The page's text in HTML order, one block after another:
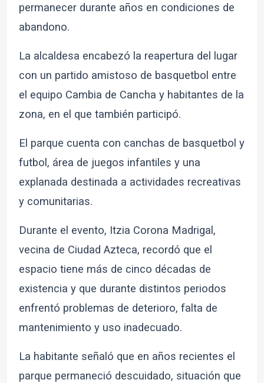
permanecer durante años en condiciones de
abandono.
La alcaldesa encabezó la reapertura del lugar
con un partido amistoso de basquetbol entre
el equipo Cambia de Cancha y habitantes de la
zona, en el que también participó.
El parque cuenta con canchas de basquetbol y
futbol, área de juegos infantiles y una
explanada destinada a actividades recreativas
y comunitarias.
Durante el evento, Itzia Corona Madrigal,
vecina de Ciudad Azteca, recordó que el
espacio tiene más de cinco décadas de
existencia y que durante distintos periodos
enfrentó problemas de deterioro, falta de
mantenimiento y uso inadecuado.
La habitante señaló que en años recientes el
parque permaneció descuidado, situación que